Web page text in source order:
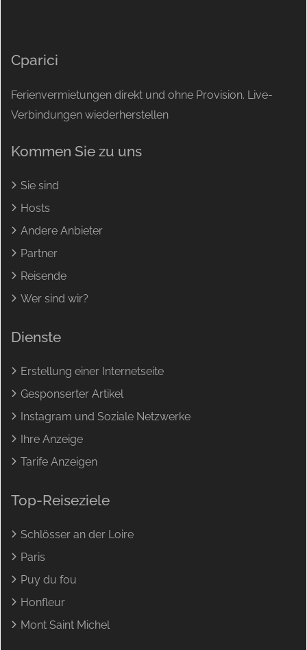
Cparici
Ferienvermietungen direkt und ohne Provision. Live-
Verbindungen wiederherstellen
Kommen Sie zu uns
Sie sind
Hosts
Andere Anbieter
Partner
Reisende
Wer sind wir?
Dienste
Erstellung einer Internetseite
Gesponserter Artikel
Instagram und Soziale Netzwerke
Ihre Anzeige
Tarife Anzeigen
Top-Reiseziele
Schlösser an der Loire
Paris
Puy du fou
Honfleur
Mont Saint Michel